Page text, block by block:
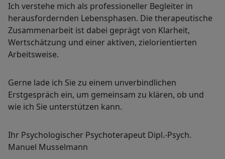
Ich verstehe mich als professioneller Begleiter in
herausfordernden Lebensphasen. Die therapeutische
Zusammenarbeit ist dabei geprägt von Klarheit,
Wertschätzung und einer aktiven, zielorientierten
Arbeitsweise.
Gerne lade ich Sie zu einem unverbindlichen
Erstgespräch ein, um gemeinsam zu klären, ob und
wie ich Sie unterstützen kann.
Ihr Psychologischer Psychoterapeut Dipl.-Psych.
Manuel Musselmann